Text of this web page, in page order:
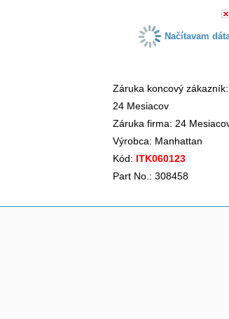
Načítavam
Záruka koncový zákazník:
24 Mesiacov
Záruka firma: 24
Výrobca: Manhattan
Kód: ITK060123
Part No.: 308458